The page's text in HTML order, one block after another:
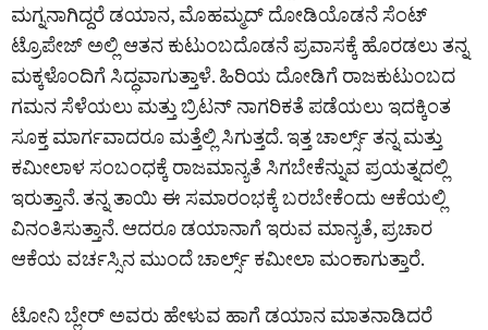
ಮಗ್ನನಾಗಿದ್ದರೆ ಡಯಾನ, ಮೊಹಮ್ಮದ್ ದೋಡಿಯೊಡನೆ ಸೆಂಟ್
ಟ್ರೊಪೇಜ್ ಅಲ್ಲಿ ಆತನ ಕುಟುಂಬದೊಡನೆ ಪ್ರವಾಸಕ್ಕೆ ಹೊರಡಲು ತನ್ನ
ಮಕ್ಕಳೊಂದಿಗೆ ಸಿದ್ಧವಾಗುತ್ತಾಳೆ. ಹಿರಿಯ ದೋಡಿಗೆ ರಾಜಕುಟುಂಬದ
ಗಮನ ಸೆಳೆಯಲು ಮತ್ತು ಬ್ರಿಟನ್ ನಾಗರಿಕತೆ ಪಡೆಯಲು ಇದಕ್ಕಿಂತ
ಸೂಕ್ತ ಮಾರ್ಗವಾದರೂ ಮತ್ತೆಲ್ಲಿ ಸಿಗುತ್ತದೆ. ಇತ್ತ ಚಾರ್ಲ್ಸ್ ತನ್ನ ಮತ್ತು
ಕಮೀಲಾಳ ಸಂಬಂಧಕ್ಕೆ ರಾಜಮಾನ್ಯತೆ ಸಿಗಬೇಕೆನ್ನುವ ಪ್ರಯತ್ನದಲ್ಲಿ
ಇರುತ್ತಾನೆ. ತನ್ನ ತಾಯಿ ಈ ಸಮಾರಂಭಕ್ಕೆ ಬರಬೇಕೆಂದು ಆಕೆಯಲ್ಲಿ
ವಿನಂತಿಸುತ್ತಾನೆ. ಆದರೂ ಡಯಾನಾಗೆ ಇರುವ ಮಾನ್ಯತೆ, ಪ್ರಚಾರ
ಆಕೆಯ ವರ್ಚಸ್ಸಿನ ಮುಂದೆ ಚಾರ್ಲ್ಸ್ ಕಮೀಲಾ ಮಂಕಾಗುತ್ತಾರೆ.
ಟೋನಿ ಬ್ಲೇರ್ ಅವರು ಹೇಳುವ ಹಾಗೆ ಡಯಾನ ಮಾತನಾಡಿದರೆ